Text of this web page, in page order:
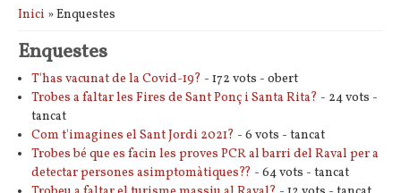
Inici » Enquestes
Enquestes
T'has vacunat de la Covid-19? - 172 vots - obert
Trobes a faltar les Fires de Sant Ponç i Santa Rita? - 24 vots -
tancat
Com t'imagines el Sant Jordi 2021? - 6 vots - tancat
Trobes bé que es facin les proves PCR al barri del Raval per a
detectar persones asimptomàtiques?? - 64 vots - tancat